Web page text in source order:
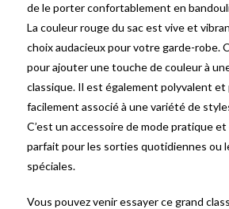
de le porter confortablement en
La couleur rouge du sac est vive et
choix audacieux pour votre garde-robe.
pour ajouter une touche de couleur à
classique. Il est également polyvalent
facilement associé à une variété de
C’est un accessoire de mode pratique
parfait pour les sorties quotidiennes ou
spéciales.
Vous pouvez venir essayer ce grand